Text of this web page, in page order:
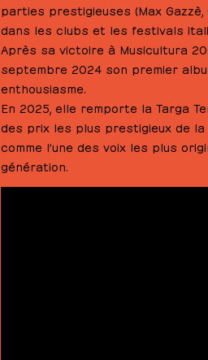
parties prestigieuses (Max
dans les clubs et les festivals
Après sa victoire à Musicultura
septembre 2024 son premier
enthousiasme.
En 2025, elle remporte la Targa
des prix les plus prestigieux de la
comme l’une des voix les plus
génération.